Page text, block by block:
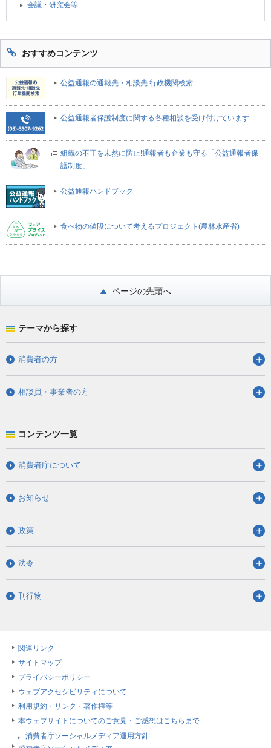
会議・研究会等
おすすめコンテンツ
公益通報の通報先・相談先 行政機関検索
公益通報者保護制度に関する各種相談を受け付けています
組織の不正を未然に防止!通報者も企業も守る「公益通報者保
護制度」
公益通報ハンドブック
食べ物の値段について考えるプロジェクト(農林水産省)
ページの先頭へ
テーマから探す
消費者の方
相談員・事業者の方
コンテンツ一覧
消費者庁について
お知らせ
政策
法令
刊行物
関連リンク
サイトマップ
プライバシーポリシー
ウェブアクセシビリティについて
利用規約・リンク・著作権等
本ウェブサイトについてのご意見・ご感想はこちらまで
消費者庁ソーシャルメディア運用方針